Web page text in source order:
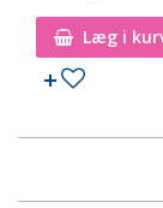
Læg i
Tilføj til